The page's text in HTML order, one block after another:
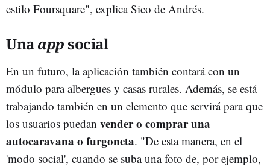
estilo Foursquare", explica Sico de Andrés.
Unaappsocial
En un futuro, la aplicación también contará con un
módulo para albergues y casas rurales. Además, se está
trabajando también en un elemento que servirá para que
los usuarios puedan vender o comprar una
autocaravana o furgoneta. "De esta manera, en el
'modo social', cuando se suba una foto de, por ejemplo,